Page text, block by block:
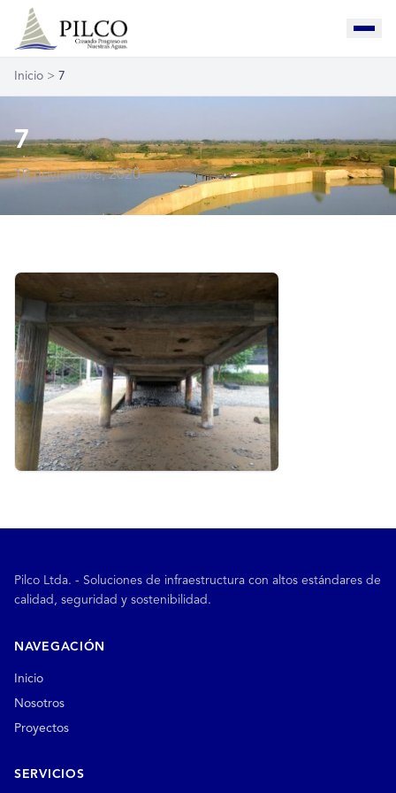
Inicio > 7
7
19 noviembre, 2020
Pilco Ltda. - Soluciones de infraestructura con altos estándares de
calidad, seguridad y sostenibilidad.
NAVEGACIÓN
Inicio
Nosotros
Proyectos
SERVICIOS